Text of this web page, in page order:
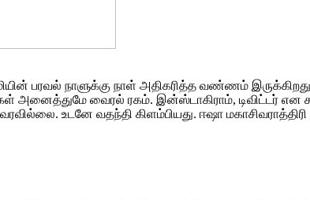
பரவல் நாளுக்கு நாள் அதிகரித்த வண்ணம்
அனைத்துமே வைரல் ரகம். இன்ஸ்டாகிராம், டிவிட்டர்
உடனே வதந்தி கிளம்பியது. ஈஷா